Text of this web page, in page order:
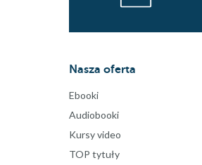
Nasza oferta
Ebooki
Audiobooki
Kursy video
TOP tytuły